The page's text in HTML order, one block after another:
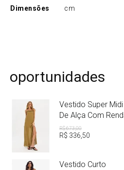
Dimensões
cm
oportunidades
Vestido Super Midi
De Alça Com
R$673,00
R$ 336 50
Vestido Curto